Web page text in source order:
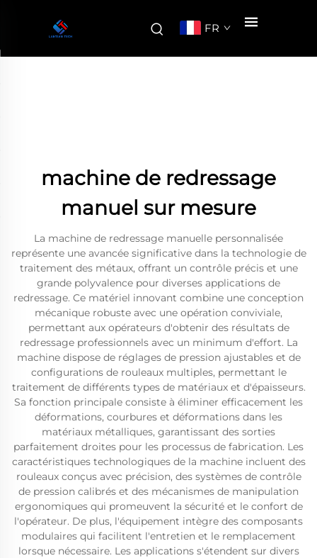
FR
machine de redressage
manuel sur mesure
La machine de redressage manuelle personnalisée
représente une avancée significative dans la technologie de
traitement des métaux, offrant un contrôle précis et une
grande polyvalence pour diverses applications de
redressage. Ce matériel innovant combine une conception
mécanique robuste avec une opération conviviale,
permettant aux opérateurs d'obtenir des résultats de
redressage professionnels avec un minimum d'effort. La
machine dispose de réglages de pression ajustables et de
configurations de rouleaux multiples, permettant le
traitement de différents types de matériaux et d'épaisseurs.
Sa fonction principale consiste à éliminer efficacement les
déformations, courbures et déformations dans les
matériaux métalliques, garantissant des sorties
parfaitement droites pour les processus de fabrication. Les
caractéristiques technologiques de la machine incluent des
rouleaux conçus avec précision, des systèmes de contrôle
de pression calibrés et des mécanismes de manipulation
ergonomiques qui promeuvent la sécurité et le confort de
l'opérateur. De plus, l'équipement intègre des composants
modulaires qui facilitent l'entretien et le remplacement
lorsque nécessaire. Les applications s'étendent sur divers